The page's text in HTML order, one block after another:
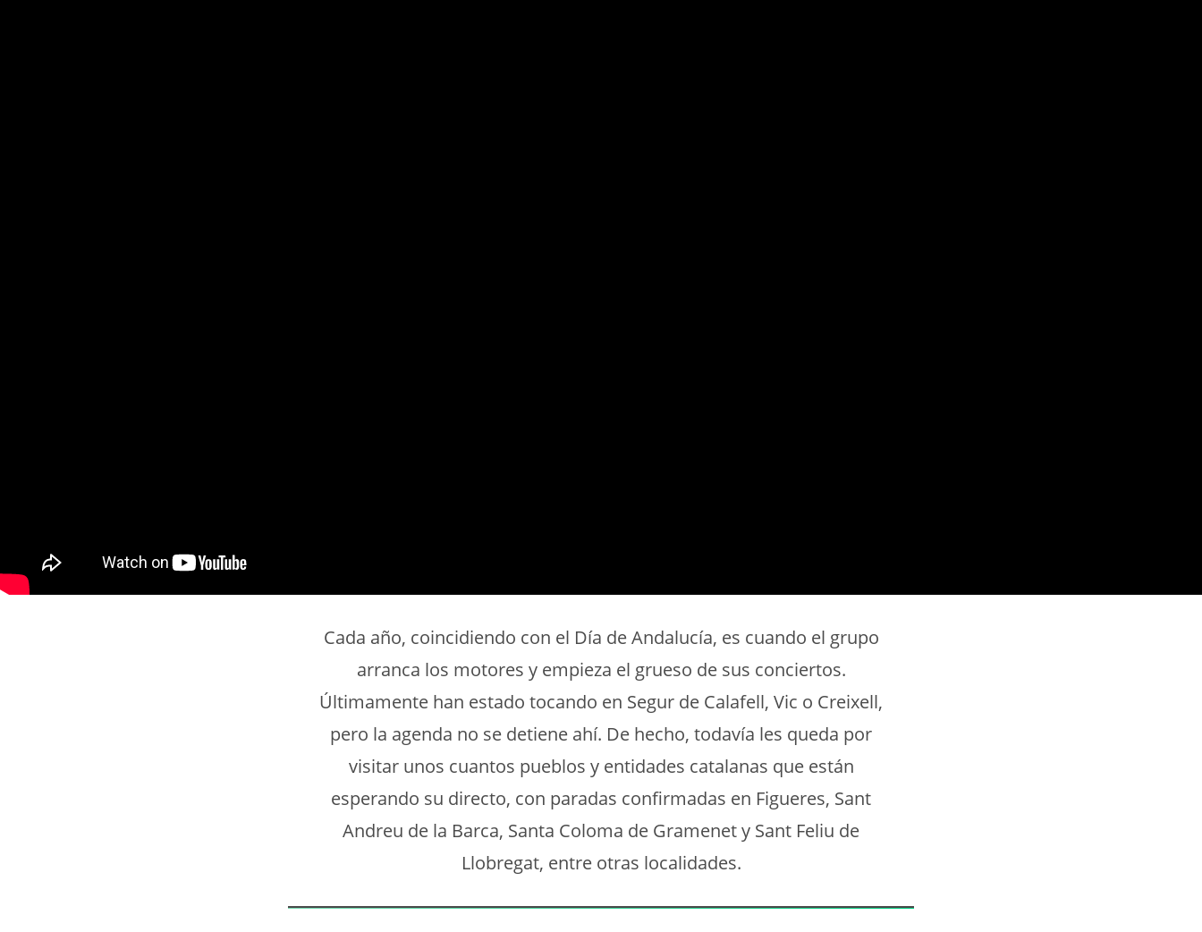
Cada año, coincidiendo con el Día de Andalucía, es cuando el grupo
arranca los motores y empieza el grueso de sus conciertos.
Últimamente han estado tocando en Segur de Calafell, Vic o Creixell,
pero la agenda no se detiene ahí. De hecho, todavía les queda por
visitar unos cuantos pueblos y entidades catalanas que están
esperando su directo, con paradas confirmadas en Figueres, Sant
Andreu de la Barca, Santa Coloma de Gramenet y Sant Feliu de
Llobregat, entre otras localidades.